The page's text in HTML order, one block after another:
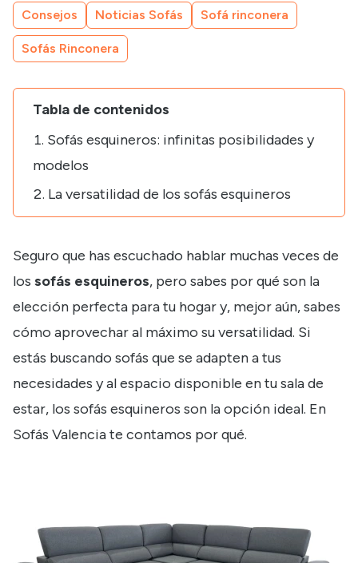
Consejos
Noticias Sofás Sofá rinconera
Sofás Rinconera
Tabla de contenidos
Sofás esquineros: infinitas posibilidades y
modelos
La versatilidad de los sofás esquineros
Seguro que has escuchado hablar muchas veces de
los sofás esquineros, pero sabes por qué son la
elección perfecta para tu hogar y, mejor aún, sabes
cómo aprovechar al máximo su versatilidad. Si
estás buscando sofás que se adapten a tus
necesidades y al espacio disponible en tu sala de
estar, los sofás esquineros son la opción ideal. En
Sofás Valencia te contamos por qué.